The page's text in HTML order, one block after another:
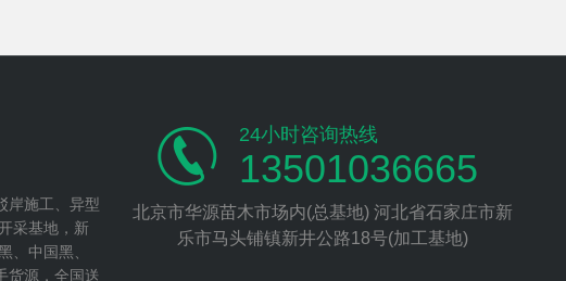
岸施工、异型
采基地，新
、中国黑、
货源，全国送
24小时咨询热线
13501036665
北京市华源苗木市场内(总基地) 河北省石家庄市新
乐市马头铺镇新井公路18号(加工基地)